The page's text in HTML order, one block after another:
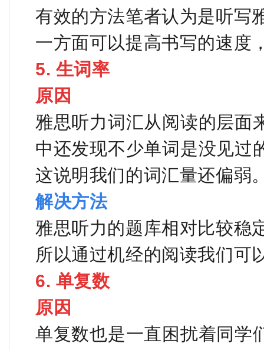
有效的方法笔者认为是听写
一方面可以提高书写的速度
5. 生词率
原因
雅思听力词汇从阅读的层面
中还发现不少单词是没见过
这说明我们的词汇量还偏弱
解决方法
雅思听力的题库相对比较稳
所以通过机经的阅读我们可
6. 单复数
原因
单复数也是一直困扰着同学